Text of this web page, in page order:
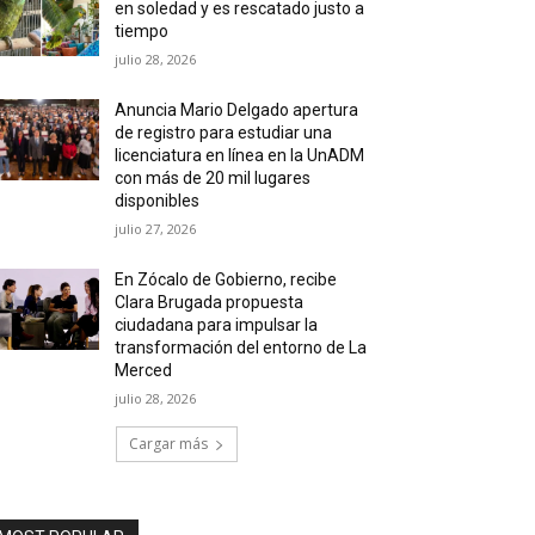
en soledad y es rescatado justo a
tiempo
julio 28, 2026
Anuncia Mario Delgado apertura
de registro para estudiar una
licenciatura en línea en la UnADM
con más de 20 mil lugares
disponibles
julio 27, 2026
En Zócalo de Gobierno, recibe
Clara Brugada propuesta
ciudadana para impulsar la
transformación del entorno de La
Merced
julio 28, 2026
Cargar más